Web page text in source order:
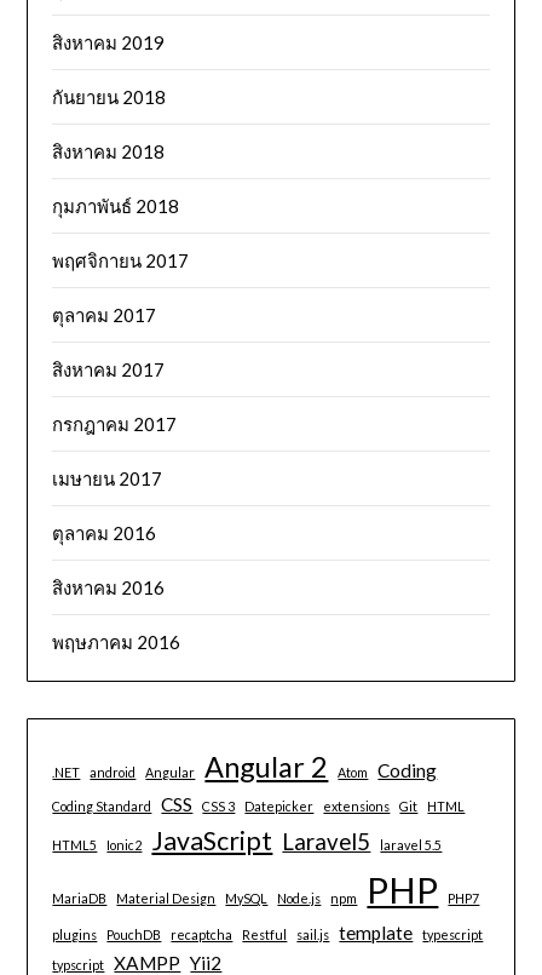
สิงหาคม 2019
กันยายน 2018
สิงหาคม 2018
กุมภาพันธ์ 2018
พฤศจิกายน 2017
ตุลาคม 2017
สิงหาคม 2017
กรกฎาคม 2017
เมษายน 2017
ตุลาคม 2016
สิงหาคม 2016
พฤษภาคม 2016
.NET android Angular Angular 2 Atom Coding
Coding Standard CSS CSS 3 Datepicker extensions Git HTML
HTML5 Ionic2 JavaScript Laravel5 laravel 5.5
MariaDB Material Design MySQL Node.js npm PHP PHP7
plugins PouchDB recaptcha Restful sail.js template
typescript
typscript
XAMPP Yii2